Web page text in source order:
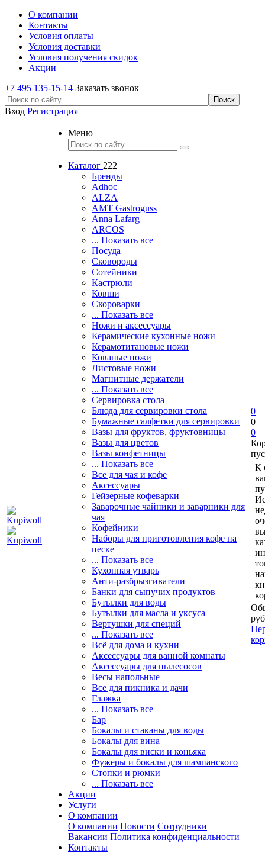
О компании
Контакты
Условия оплаты
Условия доставки
Условия получения скидок
Акции
+7 495 135-15-14 Заказать звонок
Вход Регистрация
Меню
Каталог 222
Бренды
Adhoc
ALZA
AMT Gastroguss
Anna Lafarg
ARCOS
... Показать все
Посуда
Сковороды
Сотейники
Кастрюли
Ковши
Скороварки
... Показать все
Ножи и аксессуары
Керамические кухонные ножи
Керамотитановые ножи
Кованые ножи
Листовые ножи
Магнитные держатели
... Показать все
Сервировка стола
Блюда для сервировки стола
Бумажные салфетки для сервировки
Вазы для фруктов, фруктовницы
Вазы для цветов
Вазы конфетницы
... Показать все
Все для чая и кофе
Аксессуары
Гейзерные кофеварки
Заварочные чайники и заварники для
чая
Кофейники
Наборы для приготовления кофе на
песке
... Показать все
Кухонная утварь
Анти-разбрызгиватели
Банки для сыпучих продуктов
Бутылки для воды
Бутылки для масла и уксуса
Вертушки для специй
... Показать все
Всё для дома и кухни
Аксессуары для ванной комнаты
Аксессуары для пылесосов
Весы напольные
Все для пикника и дачи
Глажка
... Показать все
Бар
Бокалы и стаканы для воды
Бокалы для вина
Бокалы для виски и коньяка
Фужеры и бокалы для шампанского
Стопки и рюмки
... Показать все
Акции
Услуги
О компании
О компании Новости Сотрудники
Вакансии Политика конфиденциальности
Контакты
0
0
0
К